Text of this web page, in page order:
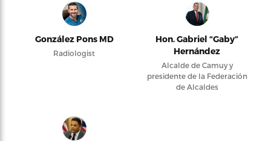
González Pons MD
Radiologist
Hon. Gabriel “Gaby”
Hernández
Alcalde de Camuy y
presidente de la Federación
de Alcaldes